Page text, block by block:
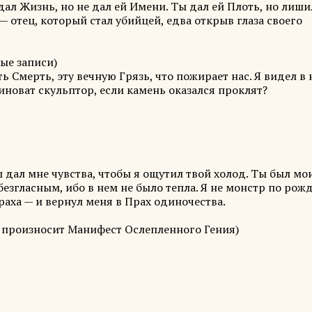
Жизнь, но не дал ей Имени. Ты дал ей Плоть, но
который стал убийцей, едва открыв глаза своего
записи)
Смерть, эту вечную Грязь, что пожирает нас. Я видел в
скульптор, если камень оказался проклят?
мне чувства, чтобы я ощутил твой холод. Ты был
ибо в нем не было тепла. Я не монстр по
— и вернул меня в Прах одиночества.
Манифест Ослепленного Гения)